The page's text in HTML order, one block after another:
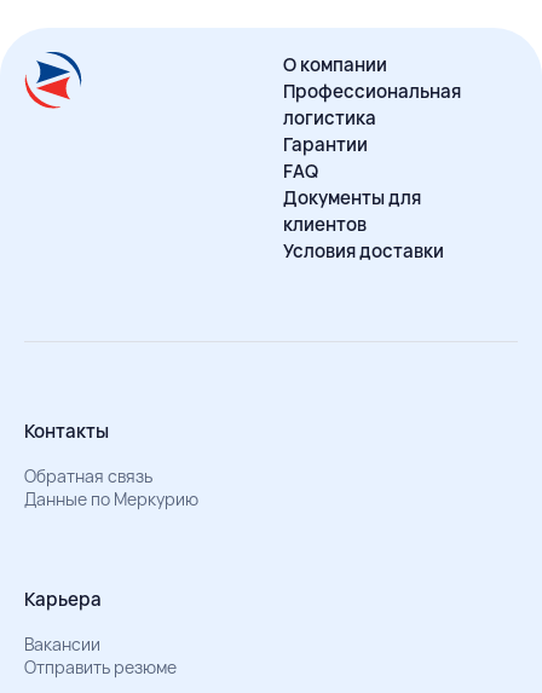
О компании
Профессиональная
логистика
Гарантии
FAQ
Документы для
клиентов
Условия доставки
Контакты
Обратная связь
Данные по Меркурию
Карьера
Вакансии
Отправить резюме